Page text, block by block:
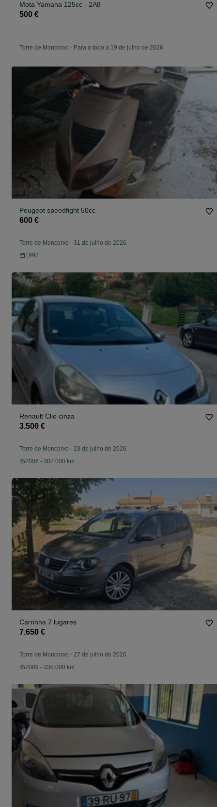
Mota Yamaha 125cc - 2A8
500 €
Torre de Moncorvo - Para o topo a 19 de julho de 2026
Peugeot speedfight 50cc
600 €
Torre de Moncorvo - 31 de julho de 2026
1997
Renault Clio cinza
3.500 €
Torre de Moncorvo - 23 de julho de 2026
2006 - 307.000 km
Carrinha 7 lugares
7.650 €
Torre de Moncorvo - 27 de julho de 2026
2009 - 338.000 km